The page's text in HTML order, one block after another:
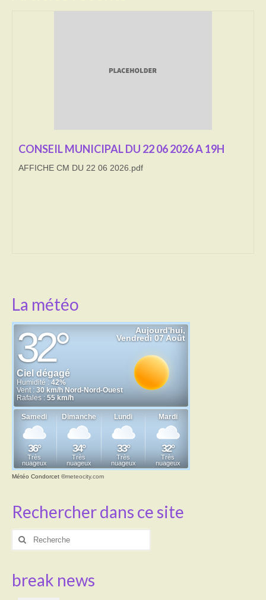
DECHETS VERTS
CONSEIL MUNICIPAL DU 22 06 2026 A 19H
AFFICHE CM DU 22 06 2026.pdf
La météo
Météo Condorcet ©meteocity.com
Rechercher dans ce site
Rechercher
break news